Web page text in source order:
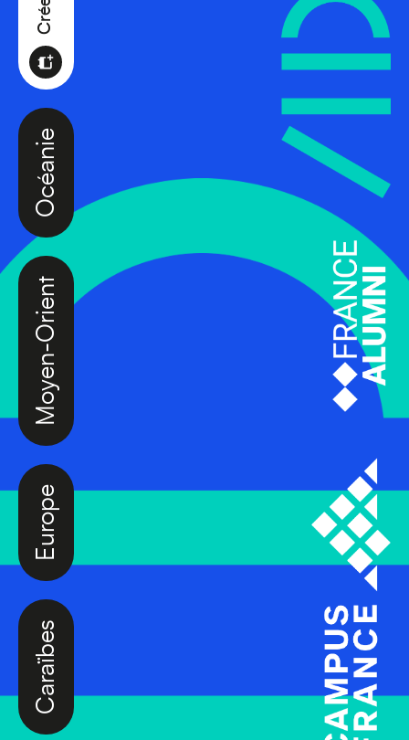
Caraïbes
Europe
Moyen-Orient
Océanie